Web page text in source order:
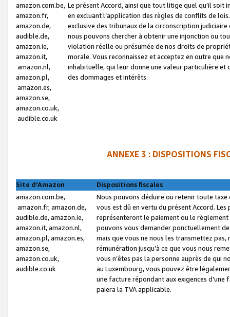
amazon.com.be,
amazon.fr,
amazon.de,
audible.de,
amazon.ie,
amazon.it,
amazon.nl,
amazon.pl,
amazon.es,
amazon.se,
amazon.co.uk,
audible.co.uk
Le présent Accord, ainsi que tout litige quel qu’il soit
en excluant l’application des règles de conflits de
exclusive des tribunaux de la circonscription
nous pouvons chercher à obtenir une injonction ou
violation réelle ou présumée de nos droits de
morale. Vous reconnaissez et acceptez en outre que
inhabituelle, qui leur donne une valeur particulière
des dommages et intérêts.
ANNEXE 3 : DISPOSITIONS
Site d’Amazon
Dispositions fiscales
amazon.com.be,
amazon.fr, amazon.de,
audible.de, amazon.ie,
amazon.it, amazon.nl,
amazon.pl, amazon.es,
amazon.se,
amazon.co.uk,
audible.co.uk
Nous pouvons déduire ou retenir toute
vous est dû en vertu du présent Accord.
représenteront le paiement ou le
pouvons vous demander ponctuellement
mais que vous ne nous les transmettez
rémunération jusqu’à ce que vous nous
vous n’êtes pas la personne auprès de qui
au Luxembourg, vous pouvez être
une facture répondant aux exigences
paiera la TVA applicable.